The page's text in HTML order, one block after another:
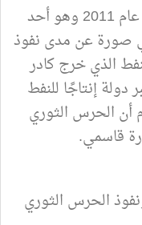
تم تعيين رستم قاسمي وزيرًا للنفط عام 2011 وهو أحد
صورة عن مدى نفوذ
الذي خرج كادر
دولة إنتاجًا للنفط
أن الحرس الثوري
قاسمي.
الحرس الثوري